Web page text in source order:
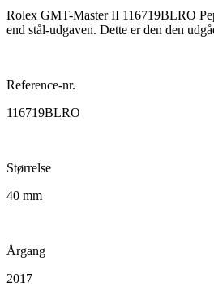
Rolex GMT-Master II 116719BLRO
end stål-udgaven. Dette er den den
Reference-nr.
116719BLRO
Størrelse
40 mm
Årgang
2017